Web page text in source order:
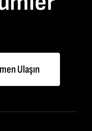
Ulaşın